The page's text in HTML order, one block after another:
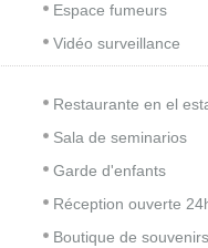
Espace fumeurs
Vidéo surveillance
Restaurante en el
Sala de seminarios
Garde d'enfants
Réception ouverte
Boutique de souvenirs